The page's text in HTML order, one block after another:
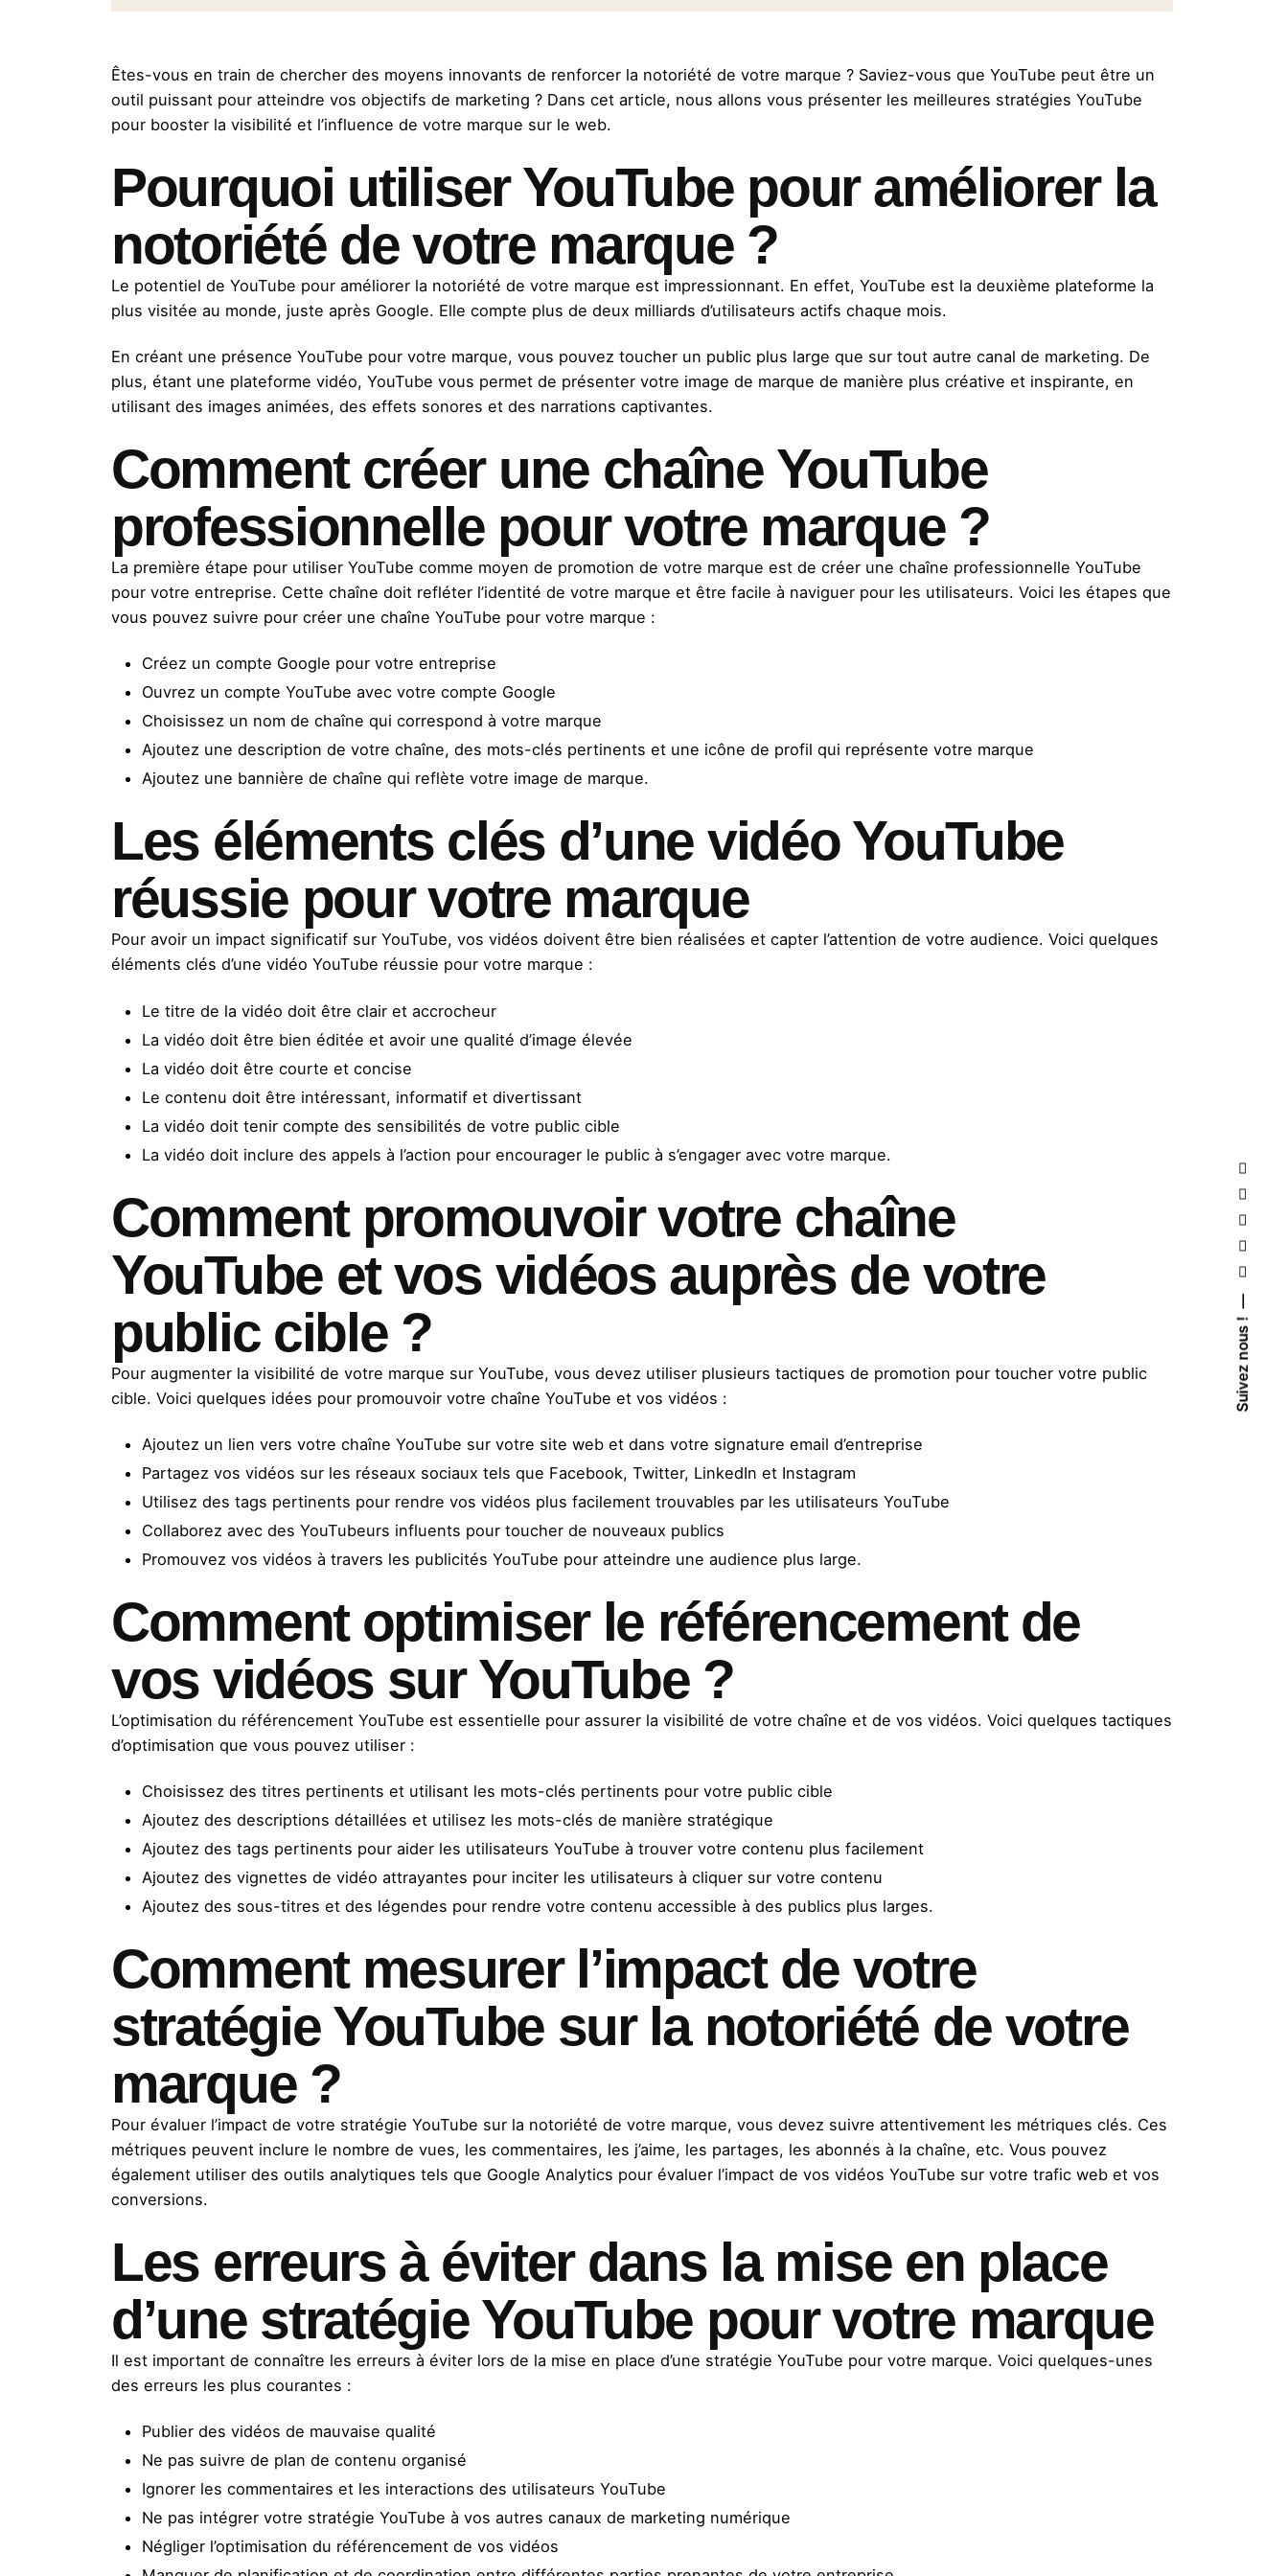
Suivez nous !
Êtes-vous en train de chercher des moyens innovants de renforcer la notoriété de votre marque ? Saviez-vous que YouTube peut être un
outil puissant pour atteindre vos objectifs de marketing ? Dans cet article, nous allons vous présenter les meilleures stratégies YouTube
pour booster la visibilité et l’influence de votre marque sur le web.
Pourquoi utiliser YouTube pour améliorer la
notoriété de votre marque ?
Le potentiel de YouTube pour améliorer la notoriété de votre marque est impressionnant. En effet, YouTube est la deuxième plateforme la
plus visitée au monde, juste après Google. Elle compte plus de deux milliards d’utilisateurs actifs chaque mois.
En créant une présence YouTube pour votre marque, vous pouvez toucher un public plus large que sur tout autre canal de marketing. De
plus, étant une plateforme vidéo, YouTube vous permet de présenter votre image de marque de manière plus créative et inspirante, en
utilisant des images animées, des effets sonores et des narrations captivantes.
Comment créer une chaîne YouTube
professionnelle pour votre marque ?
La première étape pour utiliser YouTube comme moyen de promotion de votre marque est de créer une chaîne professionnelle YouTube
pour votre entreprise. Cette chaîne doit refléter l’identité de votre marque et être facile à naviguer pour les utilisateurs. Voici les étapes que
vous pouvez suivre pour créer une chaîne YouTube pour votre marque :
Créez un compte Google pour votre entreprise
Ouvrez un compte YouTube avec votre compte Google
Choisissez un nom de chaîne qui correspond à votre marque
Ajoutez une description de votre chaîne, des mots-clés pertinents et une icône de profil qui représente votre marque
Ajoutez une bannière de chaîne qui reflète votre image de marque.
Les éléments clés d’une vidéo YouTube
réussie pour votre marque
Pour avoir un impact significatif sur YouTube, vos vidéos doivent être bien réalisées et capter l’attention de votre audience. Voici quelques
éléments clés d’une vidéo YouTube réussie pour votre marque :
Le titre de la vidéo doit être clair et accrocheur
La vidéo doit être bien éditée et avoir une qualité d’image élevée
La vidéo doit être courte et concise
Le contenu doit être intéressant, informatif et divertissant
La vidéo doit tenir compte des sensibilités de votre public cible
La vidéo doit inclure des appels à l’action pour encourager le public à s’engager avec votre marque.
Comment promouvoir votre chaîne
YouTube et vos vidéos auprès de votre
public cible ?
Pour augmenter la visibilité de votre marque sur YouTube, vous devez utiliser plusieurs tactiques de promotion pour toucher votre public
cible. Voici quelques idées pour promouvoir votre chaîne YouTube et vos vidéos :
Ajoutez un lien vers votre chaîne YouTube sur votre site web et dans votre signature email d’entreprise
Partagez vos vidéos sur les réseaux sociaux tels que Facebook, Twitter, LinkedIn et Instagram
Utilisez des tags pertinents pour rendre vos vidéos plus facilement trouvables par les utilisateurs YouTube
Collaborez avec des YouTubeurs influents pour toucher de nouveaux publics
Promouvez vos vidéos à travers les publicités YouTube pour atteindre une audience plus large.
Comment optimiser le référencement de
vos vidéos sur YouTube ?
L’optimisation du référencement YouTube est essentielle pour assurer la visibilité de votre chaîne et de vos vidéos. Voici quelques tactiques
d’optimisation que vous pouvez utiliser :
Choisissez des titres pertinents et utilisant les mots-clés pertinents pour votre public cible
Ajoutez des descriptions détaillées et utilisez les mots-clés de manière stratégique
Ajoutez des tags pertinents pour aider les utilisateurs YouTube à trouver votre contenu plus facilement
Ajoutez des vignettes de vidéo attrayantes pour inciter les utilisateurs à cliquer sur votre contenu
Ajoutez des sous-titres et des légendes pour rendre votre contenu accessible à des publics plus larges.
Comment mesurer l’impact de votre
stratégie YouTube sur la notoriété de votre
marque ?
Pour évaluer l’impact de votre stratégie YouTube sur la notoriété de votre marque, vous devez suivre attentivement les métriques clés. Ces
métriques peuvent inclure le nombre de vues, les commentaires, les j’aime, les partages, les abonnés à la chaîne, etc. Vous pouvez
également utiliser des outils analytiques tels que Google Analytics pour évaluer l’impact de vos vidéos YouTube sur votre trafic web et vos
conversions.
Les erreurs à éviter dans la mise en place
d’une stratégie YouTube pour votre marque
Il est important de connaître les erreurs à éviter lors de la mise en place d’une stratégie YouTube pour votre marque. Voici quelques-unes
des erreurs les plus courantes :
Publier des vidéos de mauvaise qualité
Ne pas suivre de plan de contenu organisé
Ignorer les commentaires et les interactions des utilisateurs YouTube
Ne pas intégrer votre stratégie YouTube à vos autres canaux de marketing numérique
Négliger l’optimisation du référencement de vos vidéos